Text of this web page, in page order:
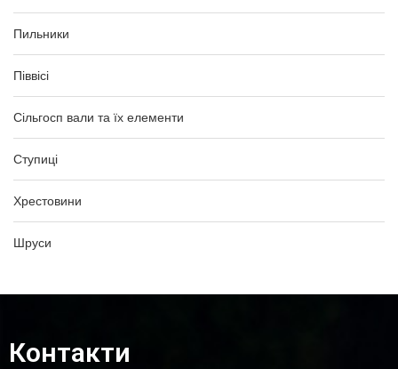
Пильники
Піввісі
Сільгосп вали та їх елементи
Ступиці
Хрестовини
Шруси
Контакти